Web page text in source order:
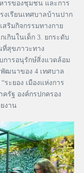
ารของชุมชน และการ
เรียนเทศบาลบ้านปาก
สริมกิจกรรมทางกาย
กินในเด็ก 3. ยกระดับ
ที่สุขภาวะทาง
การอนุรักษ์สิ่งแวดล้อม
ฒนาของ 4 เทศบาล
ะยอง เมืองแห่งการ
ครัฐ องค์กรปกครอง
งาน